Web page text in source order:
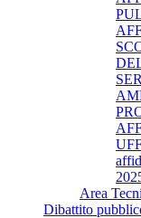
Area
Dibattito